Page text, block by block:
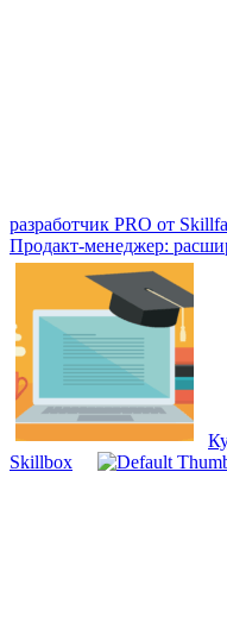
разработчик PRO от
Продакт-менеджер:
Skillbox